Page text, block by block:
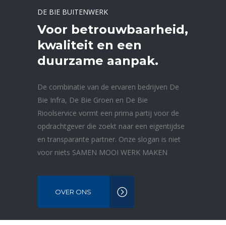
DE BIE BUITENWERK
Voor betrouwbaarheid,
kwaliteit en een
duurzame aanpak.
De combinatie van de ervaren bedrijven De
Bie Infra, De Bie Groen en De Bie
Rioolservice vormt een prima partij voor de
opdrachtgever die zoekt naar een eigentijdse
en transparante partner. Onze slogan is niet
voor niets SAMEN MOOI WERK MAKEN
OVER ONS